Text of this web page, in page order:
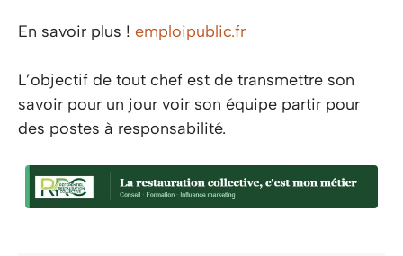
En savoir plus ! emploipublic.fr
L’objectif de tout chef est de transmettre son
savoir pour un jour voir son équipe partir pour
des postes à responsabilité.